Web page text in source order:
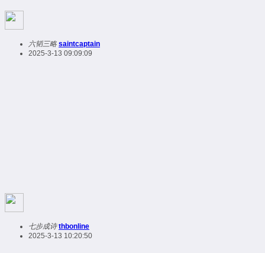
六韬三略 saintcaptain
2025-3-13 09:09:09
七步成诗 thbonline
2025-3-13 10:20:50